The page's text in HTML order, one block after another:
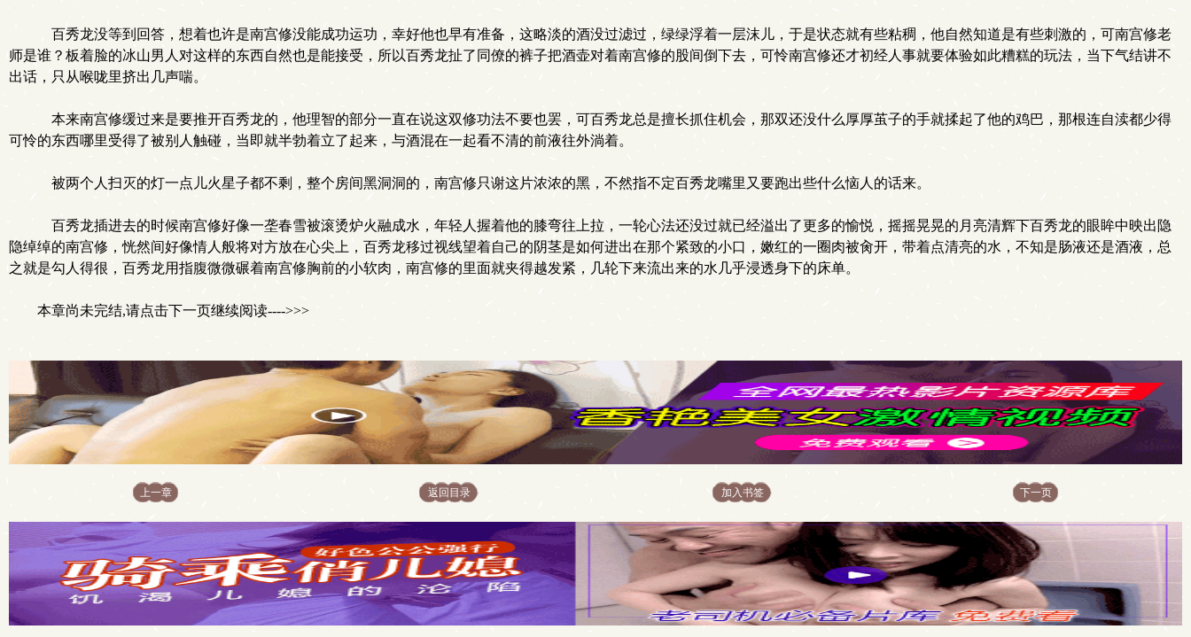
百秀龙没等到回答，想着也许是南宫修没能成功运功，幸好他也早有准备，这略淡的酒没过滤过，绿绿浮着一层沫儿，于是状态就有些粘稠，他自然知道是有些刺激的，可南宫修老
师是谁？板着脸的冰山男人对这样的东西自然也是能接受，所以百秀龙扯了同僚的裤子把酒壶对着南宫修的股间倒下去，可怜南宫修还才初经人事就要体验如此糟糕的玩法，当下气结讲不
出话，只从喉咙里挤出几声喘。
本来南宫修缓过来是要推开百秀龙的，他理智的部分一直在说这双修功法不要也罢，可百秀龙总是擅长抓住机会，那双还没什么厚厚茧子的手就揉起了他的鸡巴，那根连自渎都少得
可怜的东西哪里受得了被别人触碰，当即就半勃着立了起来，与酒混在一起看不清的前液往外淌着。
被两个人扫灭的灯一点儿火星子都不剩，整个房间黑洞洞的，南宫修只谢这片浓浓的黑，不然指不定百秀龙嘴里又要跑出些什么恼人的话来。
百秀龙插进去的时候南宫修好像一垄春雪被滚烫炉火融成水，年轻人握着他的膝弯往上拉，一轮心法还没过就已经溢出了更多的愉悦，摇摇晃晃的月亮清辉下百秀龙的眼眸中映出隐
隐绰绰的南宫修，恍然间好像情人般将对方放在心尖上，百秀龙移过视线望着自己的阴茎是如何进出在那个紧致的小口，嫩红的一圈肉被肏开，带着点清亮的水，不知是肠液还是酒液，总
之就是勾人得很，百秀龙用指腹微微碾着南宫修胸前的小软肉，南宫修的里面就夹得越发紧，几轮下来流出来的水几乎浸透身下的床单。
本章尚未完结,请点击下一页继续阅读---->>>
上一章 返回目录 加入书签 下一页